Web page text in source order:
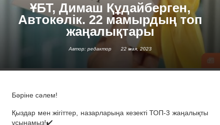
ҰБТ, Димаш Құдайберген,
Автокөлік. 22 мамырдың топ
жаңалықтары
Автор: редактор 22 мая, 2023
Бәріне сәлем!
Қыздар мен жігіттер, назарларыңа кезекті ТОП-3 жаңалықты
ұсынамыз!✔️